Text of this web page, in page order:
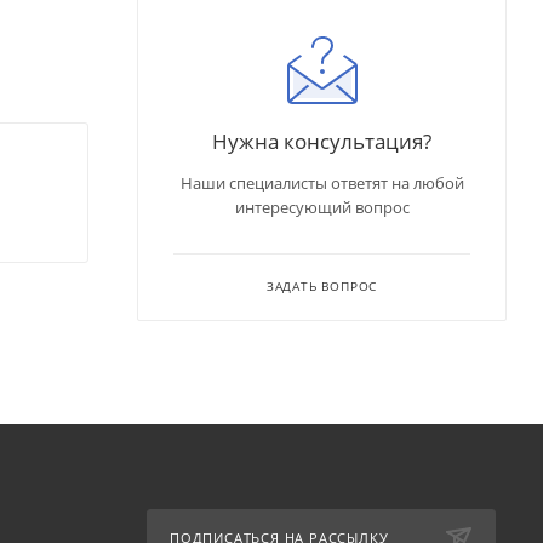
Нужна консультация?
Наши специалисты ответят на любой
интересующий вопрос
ЗАДАТЬ ВОПРОС
ПОДПИСАТЬСЯ НА РАССЫЛКУ